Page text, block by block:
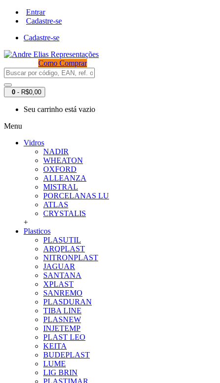
Entrar
Cadastre-se
Cadastre-se
Como Comprar
0 - R$0,00
Seu carrinho está vazio
Menu
Vidros
NADIR
WHEATON
OXFORD
ALLEANZA
MISTRAL
PORCELANAS LU
ATLAS
CRYSTALIS
+
Plasticos
PLASUTIL
ARQPLAST
NITRONPLAST
JAGUAR
SANTANA
XPLAST
SANREMO
PLASDURAN
TIBA LINE
PLASNEW
INJETEMP
PLAST LEO
KEITA
BUDEPLAST
LUME
LIG BRIN
PLASTIMAR